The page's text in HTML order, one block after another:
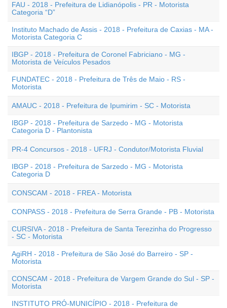
FAU - 2018 - Prefeitura de Lidianópolis - PR - Motorista
Categoria “D”
Instituto Machado de Assis - 2018 - Prefeitura de Caxias - MA -
Motorista Categoria C
IBGP - 2018 - Prefeitura de Coronel Fabriciano - MG -
Motorista de Veículos Pesados
FUNDATEC - 2018 - Prefeitura de Três de Maio - RS -
Motorista
AMAUC - 2018 - Prefeitura de Ipumirim - SC - Motorista
IBGP - 2018 - Prefeitura de Sarzedo - MG - Motorista
Categoria D - Plantonista
PR-4 Concursos - 2018 - UFRJ - Condutor/Motorista Fluvial
IBGP - 2018 - Prefeitura de Sarzedo - MG - Motorista
Categoria D
CONSCAM - 2018 - FREA - Motorista
CONPASS - 2018 - Prefeitura de Serra Grande - PB - Motorista
CURSIVA - 2018 - Prefeitura de Santa Terezinha do Progresso
- SC - Motorista
AgiRH - 2018 - Prefeitura de São José do Barreiro - SP -
Motorista
CONSCAM - 2018 - Prefeitura de Vargem Grande do Sul - SP -
Motorista
INSTITUTO PRÓ-MUNICÍPIO - 2018 - Prefeitura de